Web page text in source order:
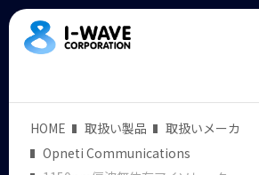
HOME 取扱い製品
取扱いメーカ
Opneti Communications